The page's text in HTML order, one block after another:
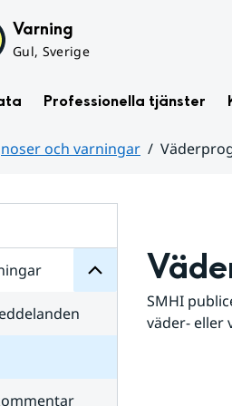
Varning
Gul, Sverige
Professionella tjänster
och varningar
för
varningar
SMHI
väder- eller